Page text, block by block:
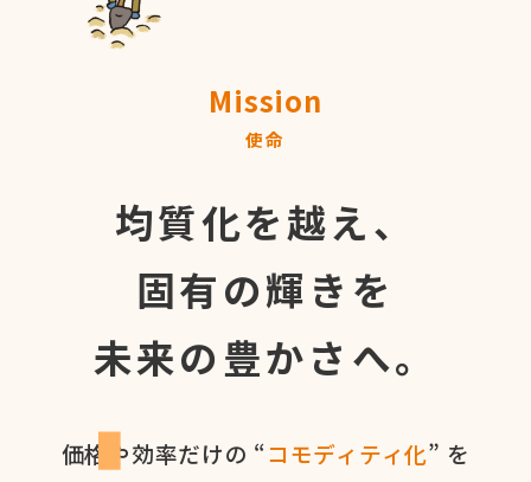
Mission
使命
均質化を越え、
固有の輝きを
未来の豊かさへ。
価格や​効率だけの​ “コモディティ化” を​